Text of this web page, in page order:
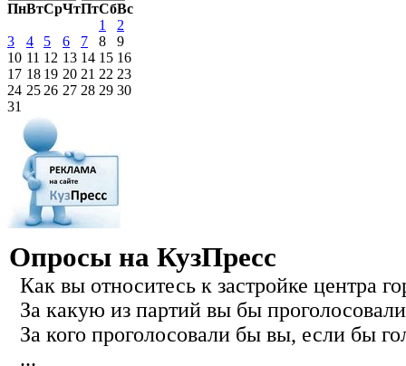
ПнВтСрЧтПтСбВс
1
2
3
4 5 6 7 8
9
10 11 12 13 14 15 16
17 18 19 20 21 22 23
24 25 26 27 28 29 30
31
Опросы на КузПресс
Как вы относитесь к застройке центра
За какую из партий вы бы
За кого проголосовали бы вы, если бы
...